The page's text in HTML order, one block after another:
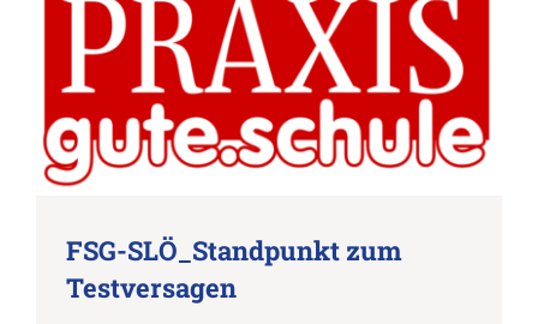
FSG-SLÖ_Standpunkt zum
Testversagen